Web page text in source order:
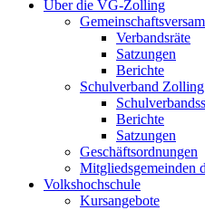
Über die VG-Zolling
Verbandsräte
Satzungen
Berichte
Schulverband Zolling
Berichte
Satzungen
Geschäftsordnungen
Mitgliedsgemeinden
Volkshochschule
Kursangebote